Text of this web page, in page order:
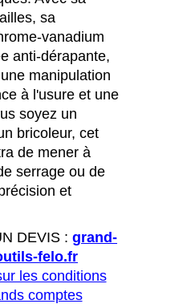
sa
vanadium
anti-dérapante,
manipulation
à l'usure et une
soyez un
bricoleur, cet
de mener à
serrage ou de
et
DEVIS : grand-
felo.fr
les conditions
comptes